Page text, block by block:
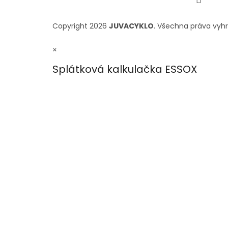
Copyright 2026 JUVACYKLO. Všechna práva
×
Splátková kalkulačka ESSOX